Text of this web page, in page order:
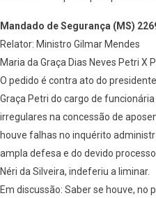
Mandado de Segurança (MS)
Relator: Ministro Gilmar Mendes
Maria da Graça Dias Neves Petri X
O pedido é contra ato do
Graça Petri do cargo de
irregulares na concessão de
houve falhas no inquérito
ampla defesa e do devido
Néri da Silveira, indeferiu a liminar.
Em discussão: Saber se houve,